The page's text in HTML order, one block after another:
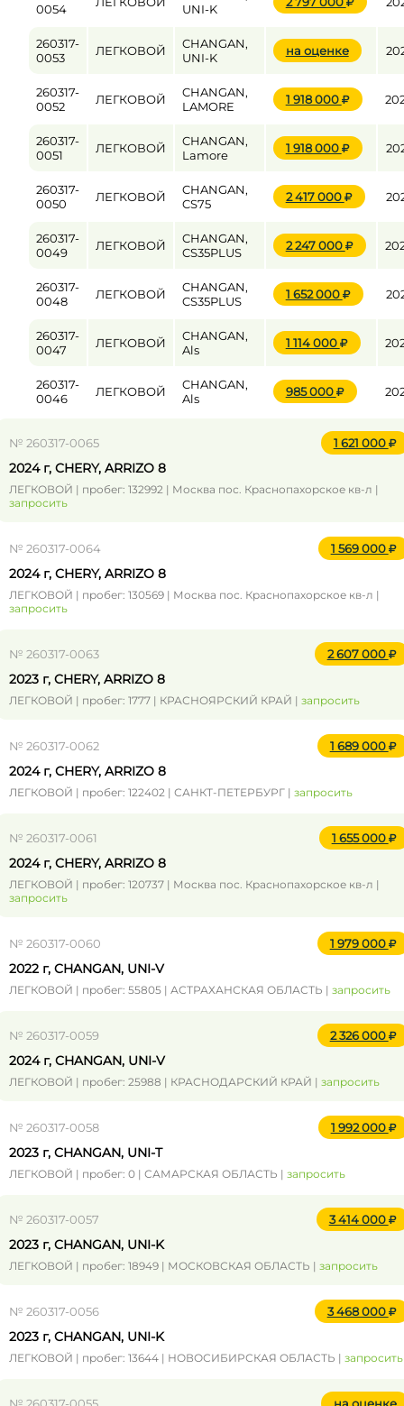
0054
UNI-K
260317-
0053
ЛЕГКОВОЙ
CHANGAN,
UNI-K
на оценке
260317-
0052
ЛЕГКОВОЙ
CHANGAN,
LAMORE
1 918 000
260317-
0051
ЛЕГКОВОЙ
CHANGAN,
Lamore
1 918 000
260317-
0050
ЛЕГКОВОЙ
CHANGAN,
CS75
2 417 000
260317-
0049
ЛЕГКОВОЙ
CHANGAN,
CS35PLUS
2 247 000
260317-
0048
ЛЕГКОВОЙ
CHANGAN,
CS35PLUS
1 652 000
260317-
0047
ЛЕГКОВОЙ
CHANGAN,
Als
1 114 000
260317-
0046
ЛЕГКОВОЙ
CHANGAN,
Als
985 000
№ 260317-0065 1 621 000
2024 г, CHERY, ARRIZO 8
ЛЕГКОВОЙ | пробег: 132992 | Москва пос. Краснопахорское кв-л |
запросить
№ 260317-0064 1 569 000
2024 г, CHERY, ARRIZO 8
ЛЕГКОВОЙ | пробег: 130569 | Москва пос. Краснопахорское кв-л |
запросить
№ 260317-0063 2 607 000
2023 г, CHERY, ARRIZO 8
ЛЕГКОВОЙ | пробег: 1777 | КРАСНОЯРСКИЙ КРАЙ | запросить
№ 260317-0062 1 689 000
2024 г, CHERY, ARRIZO 8
ЛЕГКОВОЙ | пробег: 122402 | САНКТ-ПЕТЕРБУРГ | запросить
№ 260317-0061 1 655 000
2024 г, CHERY, ARRIZO 8
ЛЕГКОВОЙ | пробег: 120737 | Москва пос. Краснопахорское кв-л |
запросить
№ 260317-0060 1 979 000
2022 г, CHANGAN, UNI-V
ЛЕГКОВОЙ | пробег: 55805 | АСТРАХАНСКАЯ ОБЛАСТЬ | запросить
№ 260317-0059 2 326 000
2024 г, CHANGAN, UNI-V
ЛЕГКОВОЙ | пробег: 25988 | КРАСНОДАРСКИЙ КРАЙ | запросить
№ 260317-0058 1 992 000
2023 г, CHANGAN, UNI-T
ЛЕГКОВОЙ | пробег: 0 | САМАРСКАЯ ОБЛАСТЬ | запросить
№ 260317-0057 3 414 000
2023 г, CHANGAN, UNI-K
ЛЕГКОВОЙ | пробег: 18949 | МОСКОВСКАЯ ОБЛАСТЬ | запросить
№ 260317-0056 3 468 000
2023 г, CHANGAN, UNI-K
ЛЕГКОВОЙ | пробег: 13644 | НОВОСИБИРСКАЯ ОБЛАСТЬ | запросить